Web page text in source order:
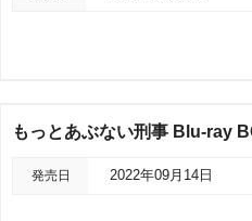
もっとあぶない刑事 Blu-ray
発売日 2022年09月14日